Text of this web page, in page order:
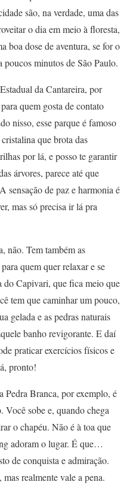
são, na verdade, uma das
o dia em meio à floresta,
boa dose de aventura, se for o
minutos de São Paulo.
da Cantareira, por
quem gosta de contato
nisso, esse parque é famoso
que brota das
por lá, e posso te garantir
árvores, parece até que
sensação de paz e harmonia é
mas só precisa ir lá pra
não. Tem também as
quem quer relaxar e se
do Capivari, que fica meio que
tem que caminhar um pouco,
gelada e as pedras naturais
banho revigorante. E daí
praticar exercícios físicos e
pronto!
Pedra Branca, por exemplo, é
Você sobe e, quando chega
o chapéu. Não é à toa que
adoram o lugar. É que…
de conquista e admiração.
realmente vale a pena.